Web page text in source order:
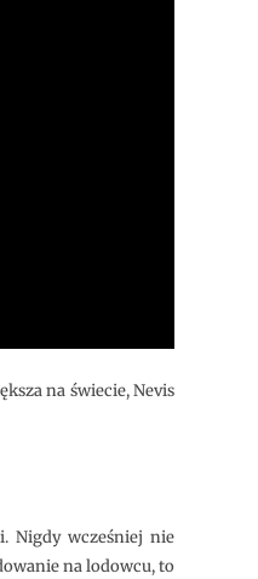
na świecie, Nevis
Nigdy wcześniej nie
na lodowcu, to